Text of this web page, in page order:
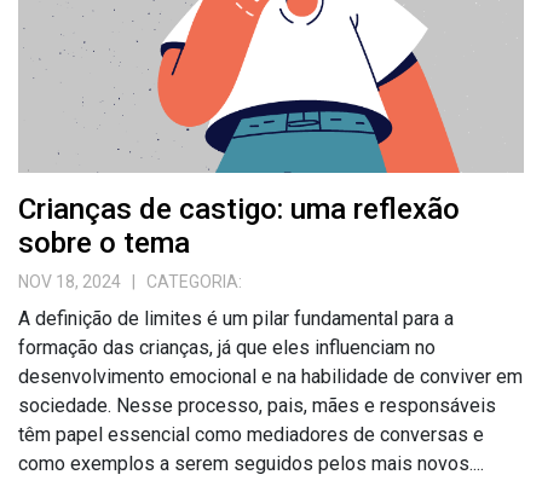
Crianças de castigo: uma reflexão
sobre o tema
NOV 18, 2024 | CATEGORIA:
A definição de limites é um pilar fundamental para a
formação das crianças, já que eles influenciam no
desenvolvimento emocional e na habilidade de conviver em
sociedade. Nesse processo, pais, mães e responsáveis
têm papel essencial como mediadores de conversas e
como exemplos a serem seguidos pelos mais novos....